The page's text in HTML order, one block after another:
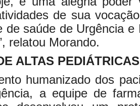
de sua
de saúde de Urgência
relatou Morando.
ALTAS PEDIÁTRICAS
humanizado dos
a equipe de